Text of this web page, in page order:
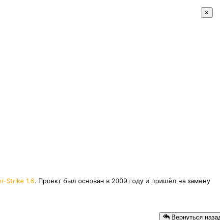
Strike 1.6. Проект был основан в 2009 году и пришёл на замену
Вернуться
×